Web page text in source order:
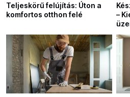
Teljeskörű felújítás: Úton a
komfortos otthon felé
–